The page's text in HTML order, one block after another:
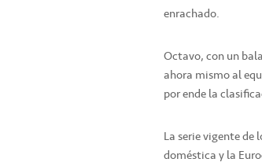
enrachado.
Octavo, con un
ahora mismo al
por ende la
La serie vigente
doméstica y la